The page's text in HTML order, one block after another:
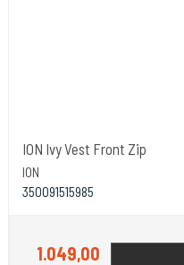
ION Ivy Vest Front Zip
ION
350091515985
1.049,00